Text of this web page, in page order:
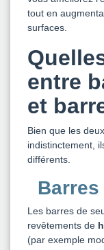
tout en
surfaces.
entre
et
Bien que les
indistinctement,
différents.
Les barres de
revêtements de
(par exemple